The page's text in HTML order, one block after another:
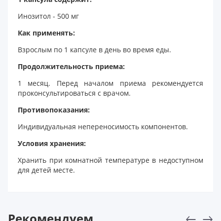
Инозитол - 500 мг
Как применять:
Взрослым по 1 капсуле в день во время еды.
Продолжительность приема:
1 месяц. Перед началом приема рекомендуется
проконсультироваться с врачом.
Противопоказания:
Индивидуальная непереносимость компонентов.
Условия хранения:
Хранить при комнатной температуре в недоступном
для детей месте.